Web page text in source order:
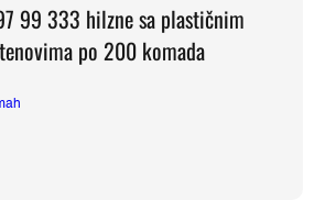
99 333 hilzne sa plastičnim
po 200 komada
RSD.
RSD.